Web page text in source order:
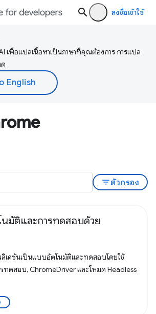
ลงชื่อเข้าใช้
เพื่อแปลเนื้อหาเป็นภาษาที่คุณต้องการ การแปล
filter_listตัวกรอง
นมัติและการทดสอบด้วย
เคชันเป็นแบบอัตโนมัติและทดสอบโดยใช้
ทดสอบ, ChromeDriver และโหมด Headless